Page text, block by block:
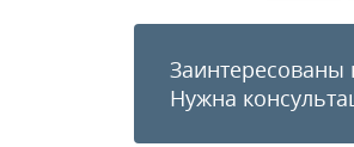
Заинтересованы
Нужна